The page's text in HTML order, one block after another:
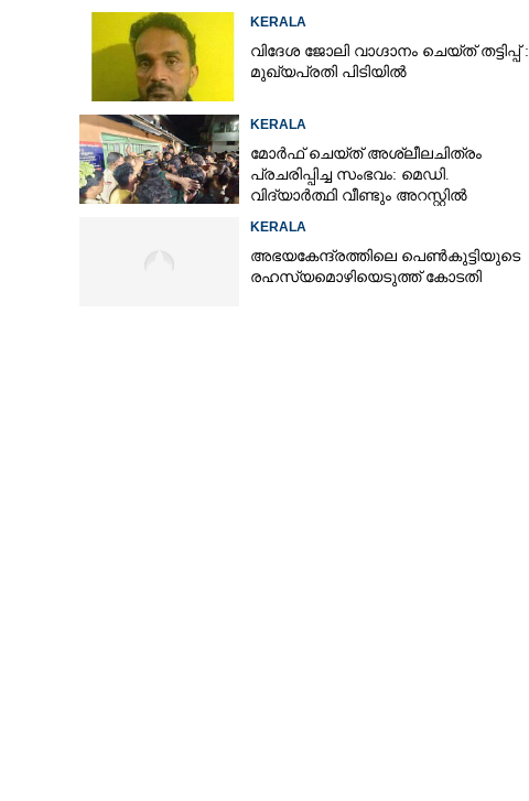
KERALA
വിദേശ ജോലി വാഗ്ദാനം ചെയ്ത് തട്ടിപ്പ് :
മുഖ്യപ്രതി പിടിയിൽ
KERALA
മോർഫ് ചെയ്ത് അശ്ലീലചിത്രം
പ്രചരിപ്പിച്ച സംഭവം: മെഡി.
വിദ്യാർത്ഥി വീണ്ടും അറസ്റ്റിൽ
KERALA
അഭയകേന്ദ്രത്തിലെ പെൺകുട്ടിയുടെ
രഹസ്യമൊഴിയെടുത്ത് കോടതി